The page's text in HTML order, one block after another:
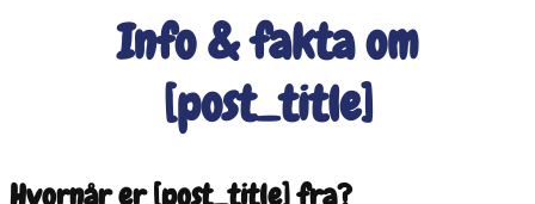
Info & fakta om
[post_title]